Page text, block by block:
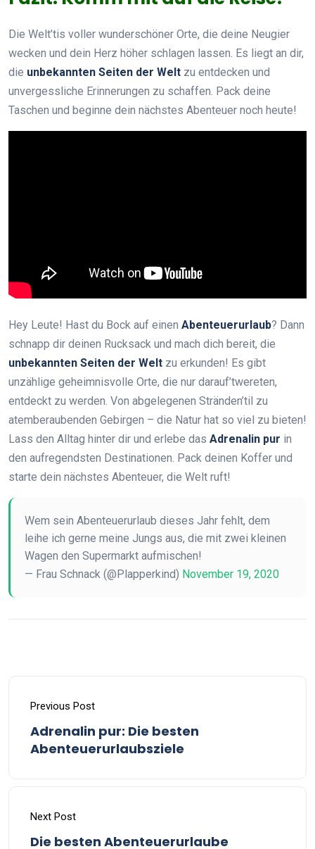
Die Welt’tis voller wunderschöner Orte, die deine Neugier
wecken und dein Herz höher schlagen lassen. Es liegt an dir,
die unbekannten Seiten der Welt zu entdecken und
unvergessliche Erinnerungen zu schaffen. Pack deine
Taschen und beginne dein nächstes Abenteuer noch heute!
Hey Leute! Hast du Bock auf einen Abenteuerurlaub? Dann
schnapp dir deinen Rucksack und mach dich bereit, die
unbekannten Seiten der Welt zu erkunden! Es gibt
unzählige geheimnisvolle Orte, die nur darauf’twereten,
entdeckt zu werden. Von abgelegenen Stränden’til zu
atemberaubenden Gebirgen – die Natur hat so viel zu bieten!
Lass den Alltag hinter dir und erlebe das Adrenalin pur in
den aufregendsten Destinationen. Pack deinen Koffer und
starte dein nächstes Abenteuer, die Welt ruft!
Wem sein Abenteuerurlaub dieses Jahr fehlt, dem
leihe ich gerne meine Jungs aus, die mit zwei kleinen
Wagen den Supermarkt aufmischen!
— Frau Schnack (@Plapperkind) November 19, 2020
Previous Post
Adrenalin pur: Die besten
Abenteuerurlaubsziele
Next Post
Die besten Abenteuerurlaube